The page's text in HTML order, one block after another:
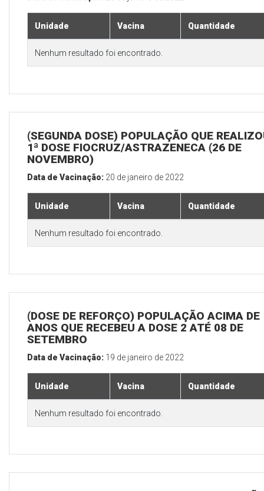
Unidade Vacina Quantidade
Nenhum resultado foi encontrado.
(SEGUNDA DOSE) POPULAÇÃO QUE
1ª DOSE FIOCRUZ/ASTRAZENECA (26 DE
NOVEMBRO)
Data de Vacinação: 20 de janeiro de 2022
Unidade Vacina Quantidade
Nenhum resultado foi encontrado.
(DOSE DE REFORÇO) POPULAÇÃO ACIMA DE
ANOS QUE RECEBEU A DOSE 2 ATÉ 08 DE
SETEMBRO
Data de Vacinação: 19 de janeiro de 2022
Unidade Vacina Quantidade
Nenhum resultado foi encontrado.